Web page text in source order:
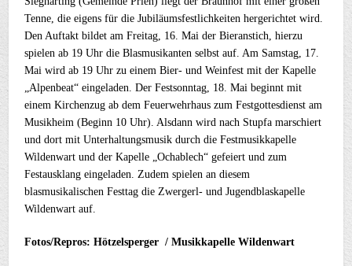
Tenne, die eigens für die Jubiläumsfestlichkeiten hergerichtet wird.
Den Auftakt bildet am Freitag, 16. Mai der Bieranstich, hierzu
spielen ab 19 Uhr die Blasmusikanten selbst auf. Am Samstag, 17.
Mai wird ab 19 Uhr zu einem Bier- und Weinfest mit der Kapelle
„Alpenbeat“ eingeladen. Der Festsonntag, 18. Mai beginnt mit
einem Kirchenzug ab dem Feuerwehrhaus zum Festgottesdienst am
Musikheim (Beginn 10 Uhr). Alsdann wird nach Stupfa marschiert
und dort mit Unterhaltungsmusik durch die Festmusikkapelle
Wildenwart und der Kapelle „Ochablech“ gefeiert und zum
Festausklang eingeladen. Zudem spielen an diesem
blasmusikalischen Festtag die Zwergerl- und Jugendblaskapelle
Wildenwart auf.
Fotos/Repros: Hötzelsperger / Musikkapelle Wildenwart